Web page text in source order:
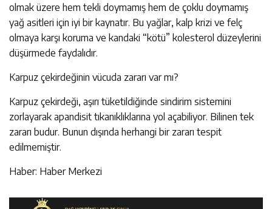
olmak üzere hem tekli doymamış hem de çoklu doymamış
yağ asitleri için iyi bir kaynatır. Bu yağlar, kalp krizi ve felç
olmaya karşı koruma ve kandaki “kötü” kolesterol düzeylerini
düşürmede faydalıdır.
Karpuz çekirdeğinin vücuda zararı var mı?
Karpuz çekirdeği, aşırı tüketildiğinde sindirim sistemini
zorlayarak apandisit tıkanıklıklarına yol açabiliyor. Bilinen tek
zararı budur. Bunun dışında herhangi bir zararı tespit
edilmemiştir.
Haber: Haber Merkezi